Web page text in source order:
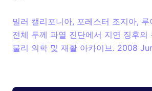
밀러 캘리포니아, 포레스터 조지아,
전체 두께 파열 진단에서 지연 징후의
물리 의학 및 재활 아카이브. 2008